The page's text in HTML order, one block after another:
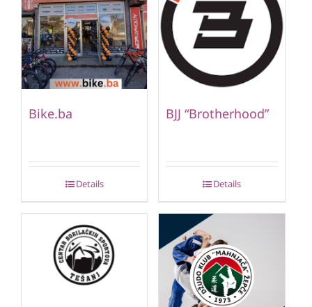
Bike.ba
Details
BJJ “Brotherhood”
Details